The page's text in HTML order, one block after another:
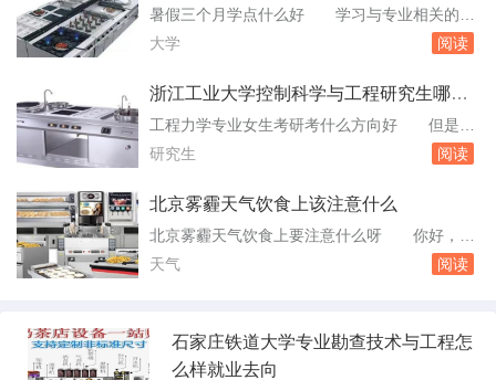
力，增加就业机会。职业发展：会计资格证不仅
是就业的敲门砖，也是职业发展的重要基础。有
烹饪方面的技术但是不知道
暑假三个月学点什么好 学习与专业相关的知
识：大学生可以利用暑假时间自学一些与自己专
好地跟上课程进度，还可以加深对专业知识的理
感兴趣的东西的好时机。例如，可以学习烹饪、
绘画、音乐等。这些技能不仅。小学生放暑假在
大学 阅读
浙江工业大学控制科学与工程研究生哪个
方向比较好
工程力学专业女生考研考什么方向好 但是也
是比较安稳的，工作地点主要在沈阳、西安、北
名称1大连理工大学2上海交通大学3同济大学4南
京理工大学8浙江大学9西安交通大学10重庆大学
11中国矿业大学12河海大学1。是导航...
研究生 阅读
北京雾霾天气饮食上该注意什么
北京雾霾天气饮食上要注意什么呀 你好，雾
天的饮食应该选择清淡易消化且富含维生素的食
祛痰止咳、健脾补肾的作用。北京雾霾天气饮食
要注意什么呢 你好，雾天的饮食宜选择清淡
天气 阅读
石家庄铁道大学专业勘查技术与工程怎
么样就业去向